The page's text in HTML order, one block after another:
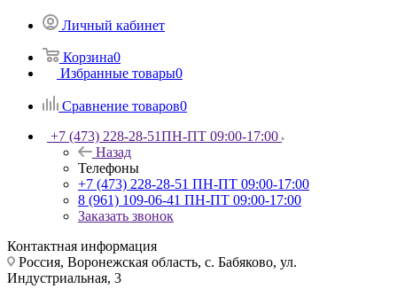
Личный кабинет
Корзина0
Избранные товары0
Сравнение товаров0
+7 (473) 228-28-51ПН-ПТ 09:00-17:00
Назад
Телефоны
+7 (473) 228-28-51 ПН-ПТ 09:00-17:00
8 (961) 109-06-41 ПН-ПТ 09:00-17:00
Заказать звонок
Контактная информация
Россия, Воронежская область, с. Бабяково, ул.
Индустриальная, 3